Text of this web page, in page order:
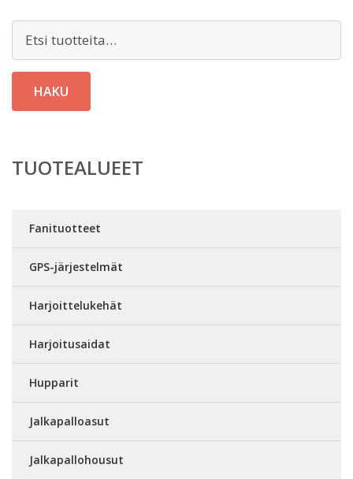
Etsi:
HAKU
TUOTEALUEET
Fanituotteet
GPS-järjestelmät
Harjoittelukehät
Harjoitusaidat
Hupparit
Jalkapalloasut
Jalkapallohousut